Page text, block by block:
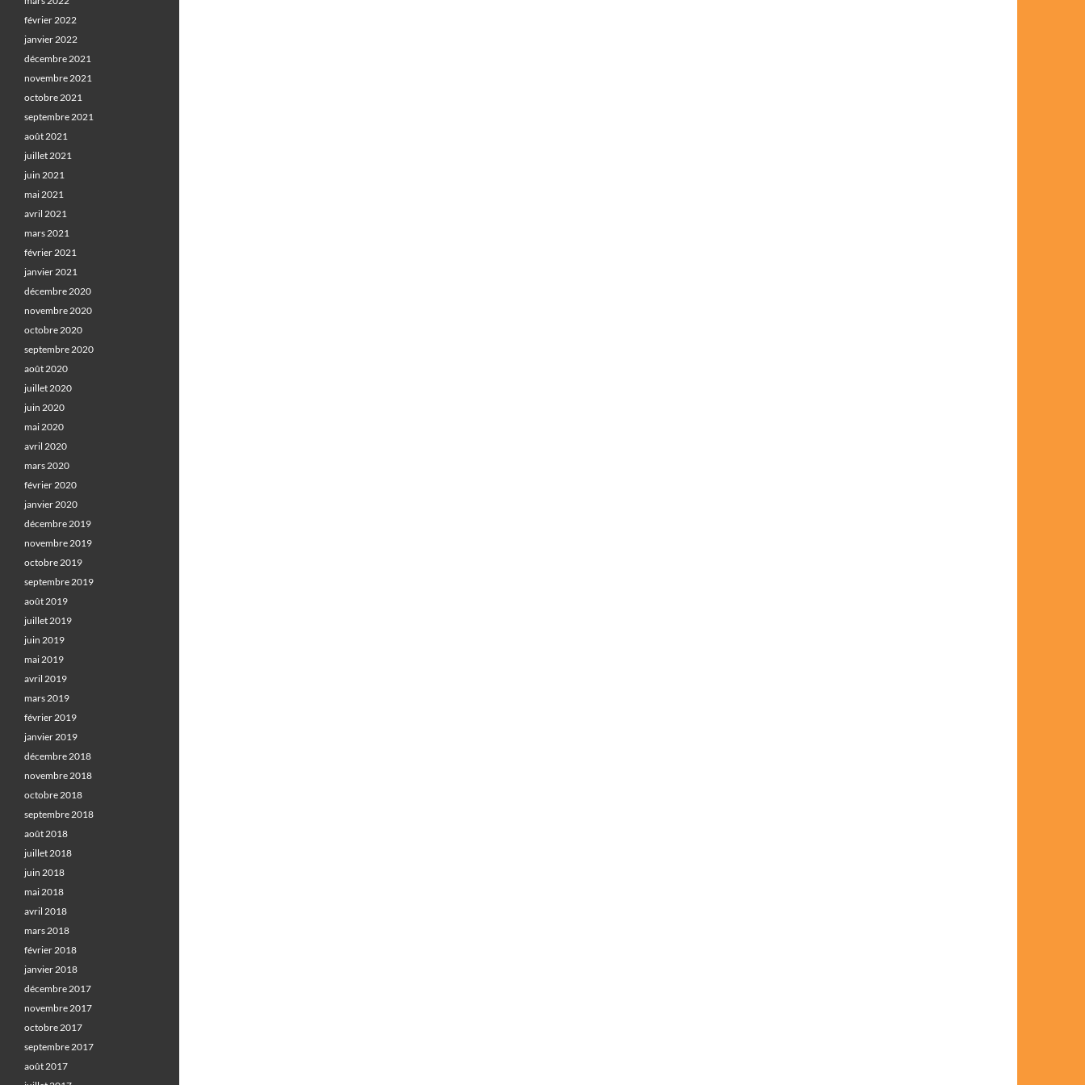
février 2022
janvier 2022
décembre 2021
novembre 2021
octobre 2021
septembre 2021
août 2021
juillet 2021
juin 2021
mai 2021
avril 2021
mars 2021
février 2021
janvier 2021
décembre 2020
novembre 2020
octobre 2020
septembre 2020
août 2020
juillet 2020
juin 2020
mai 2020
avril 2020
mars 2020
février 2020
janvier 2020
décembre 2019
novembre 2019
octobre 2019
septembre 2019
août 2019
juillet 2019
juin 2019
mai 2019
avril 2019
mars 2019
février 2019
janvier 2019
décembre 2018
novembre 2018
octobre 2018
septembre 2018
août 2018
juillet 2018
juin 2018
mai 2018
avril 2018
mars 2018
février 2018
janvier 2018
décembre 2017
novembre 2017
octobre 2017
septembre 2017
août 2017